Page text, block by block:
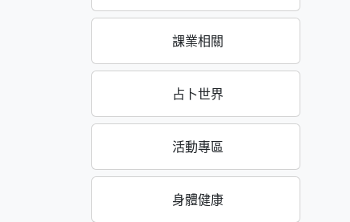
課業相關
占卜世界
活動專區
身體健康